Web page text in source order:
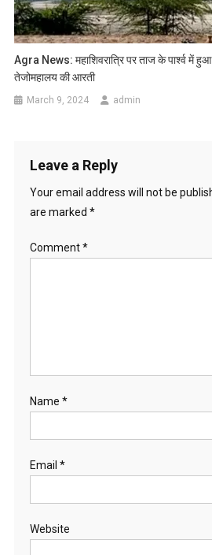
Agra News: महाशिवरात्रि पर ताज के पार्श्व में
तेजोमहालय की आरती
March 9, 2024 admin
Leave a Reply
Your email address will not be
are marked *
Comment*
Name *
Email *
Website